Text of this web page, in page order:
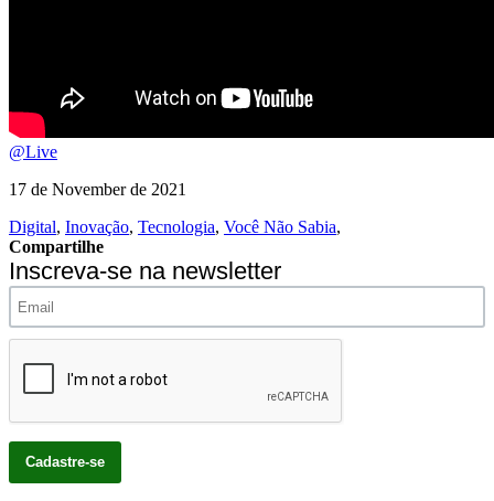
@Live
17 de November de 2021
Digital, Inovação, Tecnologia, Você Não Sabia,
Compartilhe
Inscreva-se na newsletter